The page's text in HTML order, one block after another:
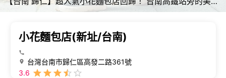
小花麵包店(新址/台南)
台灣台南市歸仁區高發二路361號
3.6